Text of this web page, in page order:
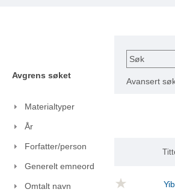
Avgrens søket
Materialtyper
År
Forfatter/person
Generelt emneord
Omtalt navn
Søk
Avansert